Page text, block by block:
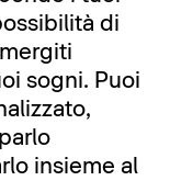
di
sogni. Puoi
insieme al